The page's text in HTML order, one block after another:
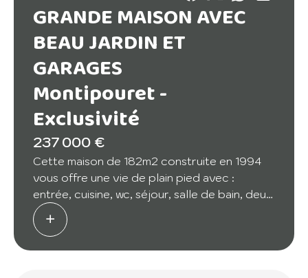
GRANDE MAISON AVEC
BEAU JARDIN ET
GARAGES
Montipouret -
Exclusivité
237 000 €
Cette maison de 182m2 construite en 1994
vous offre une vie de plain pied avec :
entrée, cuisine, wc, séjour, salle de bain, deux
chambres et un bureau. Le deuxième niveau
présente une grande chambre de 16m2 et